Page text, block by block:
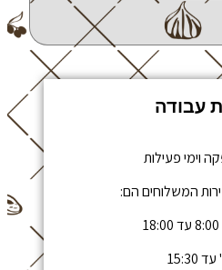
עבודה
וימי פעילות
המשלוחים הם:
15:30